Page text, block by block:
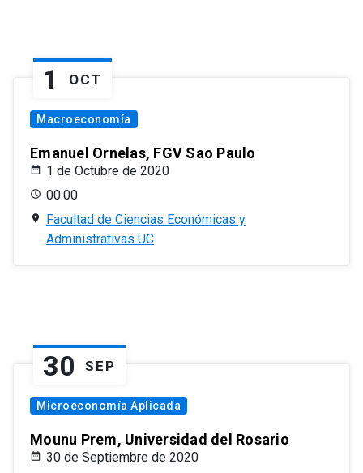
1 OCT
Macroeconomía
Emanuel Ornelas, FGV Sao Paulo
1 de Octubre de 2020
00:00
Facultad de Ciencias Económicas y
Administrativas UC
30 SEP
Microeconomía Aplicada
Mounu Prem, Universidad del Rosario
30 de Septiembre de 2020